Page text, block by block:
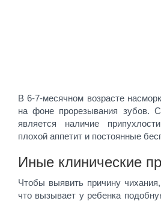
В 6-7-месячном возрасте
на фоне прорезывания зубов.
является наличие
плохой аппетит и постоянные
Иные клинические
Чтобы выявить причину
что вызывает у ребенка